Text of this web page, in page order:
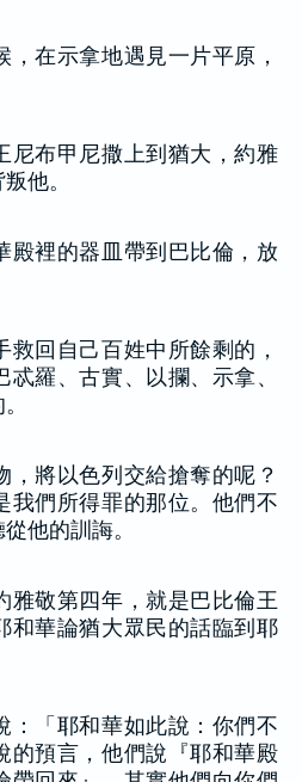
在示拿地遇見一片平原，
尼布甲尼撒上到猶大，約雅
他。
殿裡的器皿帶到巴比倫，放
回自己百姓中所餘剩的，
羅、古實、以攔、示拿、
，將以色列交給搶奪的呢？
我們所得罪的那位。他們不
他的訓誨。
雅敬第四年，就是巴比倫王
和華論猶大眾民的話臨到耶
：「耶和華如此說：你們不
的預言，他們說『耶和華殿